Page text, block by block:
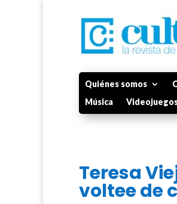
Quiénes somos
Música
Teresa
voltee de